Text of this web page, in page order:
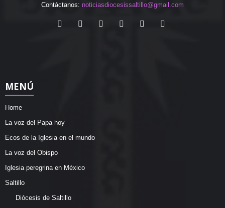
Contáctanos: noticiasdiocesissaltillo@gmail.com
MENÚ
Home
La voz del Papa hoy
Ecos de la Iglesia en el mundo
La voz del Obispo
Iglesia peregrina en México
Saltillo
Diócesis de Saltillo